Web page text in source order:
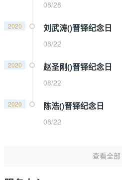
08/28
2020 刘武涛()晋铎纪念日
08/22
2020 赵圣刚()晋铎纪念日
08/22
2020 陈浩()晋铎纪念日
08/22